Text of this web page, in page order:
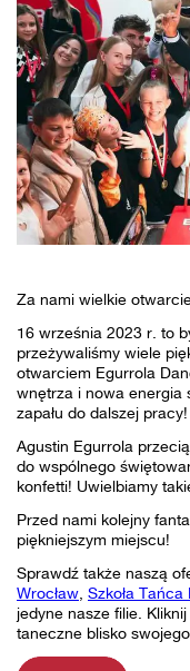
Za nami wielkie
16 września 2023 r. to
przeżywaliśmy wiele
otwarciem Egurrola
wnętrza i nowa energia
zapału do dalszej pracy!
Agustin Egurrola
do wspólnego
konfetti! Uwielbiamy
Przed nami kolejny
piękniejszym miejscu!
Sprawdź także naszą
Wrocław Szkoła Tańca
jedyne nasze filie.
taneczne blisko